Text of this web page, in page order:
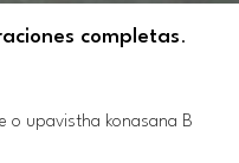
completas.
o upavistha konasana B